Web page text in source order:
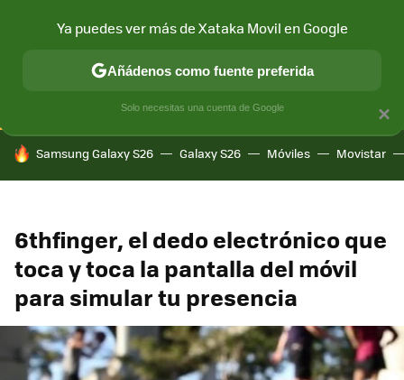
CONECTIVIDAD MÓVIL Y SOCIEDAD APLICACIONES
HOY SE HABLA DE
Samsung Galaxy S26 Galaxy S26 Móviles Movistar
6thfinger, el dedo electrónico que
toca y toca la pantalla del móvil
para simular tu presencia
×
Ya puedes ver más de Xataka Movil en Google
Añádenos como fuente preferida
Solo necesitas una cuenta de Google